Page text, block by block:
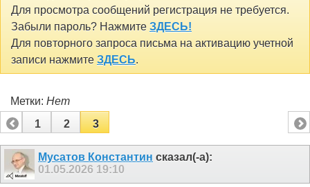
Для просмотра сообщений регистрация не требуется.
Забыли пароль? Нажмите ЗДЕСЬ!
Для повторного запроса письма на активацию учетной
записи нажмите ЗДЕСЬ.
Метки: Нет
1
2 3
Мусатов Константин сказал(-а):
01.05.2026 19:10